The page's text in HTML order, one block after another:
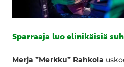
Sparraaja luo elinikäisiä
Merja ”Merkku” Rahkola